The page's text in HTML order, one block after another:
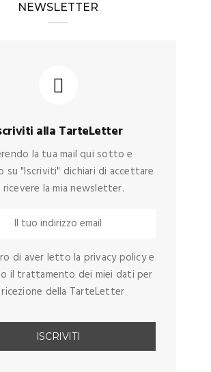
NEWSLETTER
alla TarteLetter
la tua mail qui sotto e
su "Iscriviti" dichiari di accettare
ricevere la mia newsletter.
di aver letto la privacy policy e
il trattamento dei miei dati per
ricezione della TarteLetter